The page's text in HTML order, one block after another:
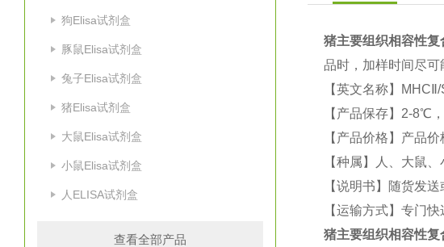
狗Elisa试剂盒
豚鼠Elisa试剂盒
兔子Elisa试剂盒
猪Elisa试剂盒
大鼠Elisa试剂盒
小鼠Elisa试剂盒
人ELISA试剂盒
查看全部产品
猪主要组织相容性
品时，加样时间尽可
【英文名称】
MHCⅡ/
【产品保存】2-8℃
【产品价格】产品
【种属】人、大鼠
【说明书】随货发
【运输方式】专门
猪主要组织相容性